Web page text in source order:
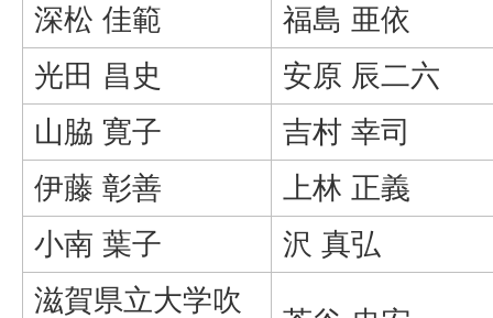
深松 佳範
福島 亜依
光田 昌史
安原 辰二六
山脇 寛子
吉村 幸司
伊藤 彰善
上林 正義
小南 葉子
沢 真弘
滋賀県立大学吹